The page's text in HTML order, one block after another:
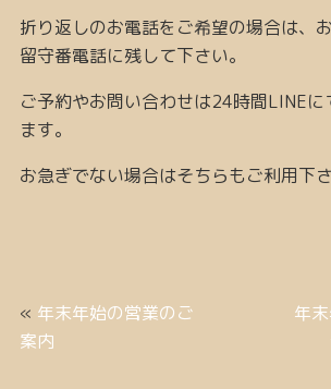
折り返しのお電話をご希望の場合は、
留守番電話に残して下さい。
ご予約やお問い合わせは24時間LINEに
ます。
お急ぎでない場合はそちらもご利用下さ
« 年末年始の営業のご
案内
年